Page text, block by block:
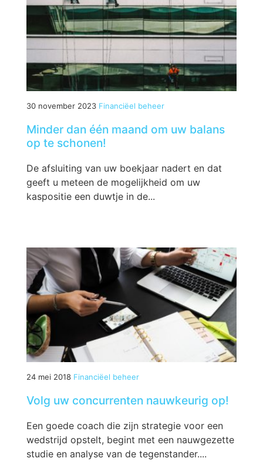
30 november 2023 Financiëel beheer
Minder dan één maand om uw balans
op te schonen!
De afsluiting van uw boekjaar nadert en dat
geeft u meteen de mogelijkheid om uw
kaspositie een duwtje in de...
24 mei 2018 Financiëel beheer
Volg uw concurrenten nauwkeurig op!
Een goede coach die zijn strategie voor een
wedstrijd opstelt, begint met een nauwgezette
studie en analyse van de tegenstander....